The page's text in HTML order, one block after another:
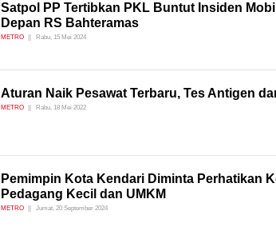
Satpol PP Tertibkan PKL Buntut Insiden
Depan RS Bahteramas
METRO Rabu, 15 Mei 2024
Aturan Naik Pesawat Terbaru, Tes Antigen
METRO Rabu, 18 Mei 2022
Pemimpin Kota Kendari Diminta Perhatikan
Pedagang Kecil dan UMKM
METRO Jumat, 20 September 2024